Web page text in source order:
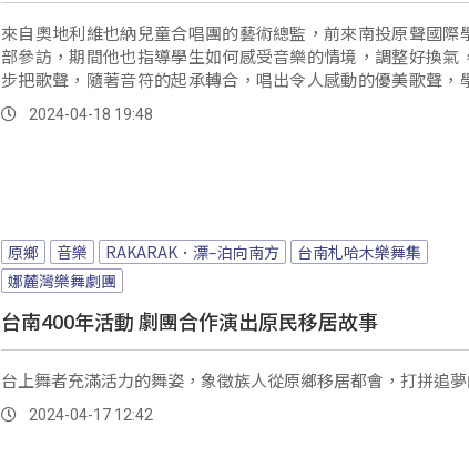
來自奧地利維也納兒童合唱團的藝術總監，前來南投原聲國際
部參訪，期間他也指導學生如何感受音樂的情境，調整好換氣
步把歌聲，隨著音符的起承轉合，唱出令人感動的優美歌聲，
的指導下猶如醍醐灌頂，獲益良多。
2024-04-18 19:48
原鄉 音樂 RAKARAK．漂–泊向南方
台南札哈木樂舞集
娜麓灣樂舞劇團
台南400年活動 劇團合作演出原民移居故事
台上舞者充滿活力的舞姿，象徵族人從原鄉移居都會，打拼追夢
2024-04-17 12:42